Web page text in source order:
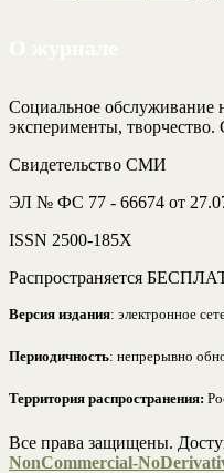
Социальное обслуживание
эксперименты,
Свидетельство СМИ
ЭЛ № ФС 77 - 66674 от
ISSN 2500-185Х
Распространяется
Версия издания: электронное
Периодичность: непрерывно
Территория распространения:
Все права защищены.
NonCommercial-